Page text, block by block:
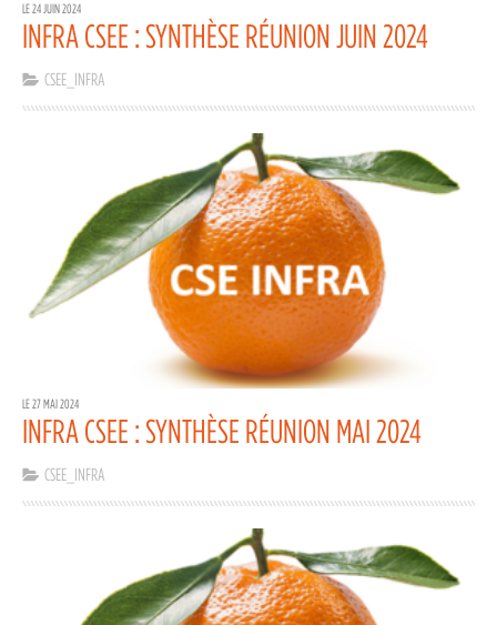
LE 24 JUIN 2024
INFRA CSEE : SYNTHÈSE RÉUNION JUIN 2024
CSEE_INFRA
LE 27 MAI 2024
INFRA CSEE : SYNTHÈSE RÉUNION MAI 2024
CSEE_INFRA